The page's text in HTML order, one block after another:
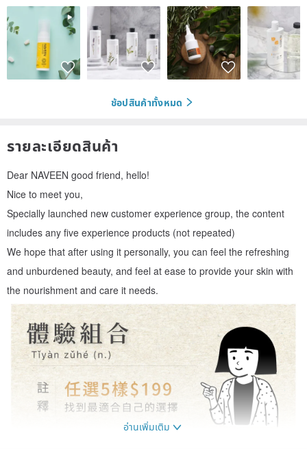
ช้อปสินค้าทั้งหมด
รายละเอียดสินค้า
Dear NAVEEN good friend, hello!
Nice to meet you,
Specially launched new customer experience group, the content
includes any five experience products (not repeated)
We hope that after using it personally, you can feel the refreshing
and unburdened beauty, and feel at ease to provide your skin with
the nourishment and care it needs.
อ่านเพิ่มเติม